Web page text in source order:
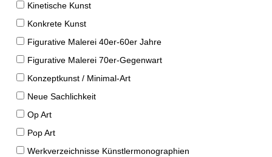
Kinetische Kunst
Konkrete Kunst
Figurative Malerei 40er-60er Jahre
Figurative Malerei 70er-Gegenwart
Konzeptkunst / Minimal-Art
Neue Sachlichkeit
Op Art
Pop Art
Werkverzeichnisse Künstlermonographien